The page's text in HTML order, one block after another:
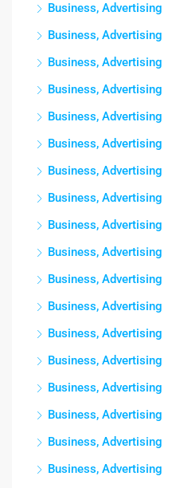
Business, Advertising
Business, Advertising
Business, Advertising
Business, Advertising
Business, Advertising
Business, Advertising
Business, Advertising
Business, Advertising
Business, Advertising
Business, Advertising
Business, Advertising
Business, Advertising
Business, Advertising
Business, Advertising
Business, Advertising
Business, Advertising
Business, Advertising
Business, Advertising